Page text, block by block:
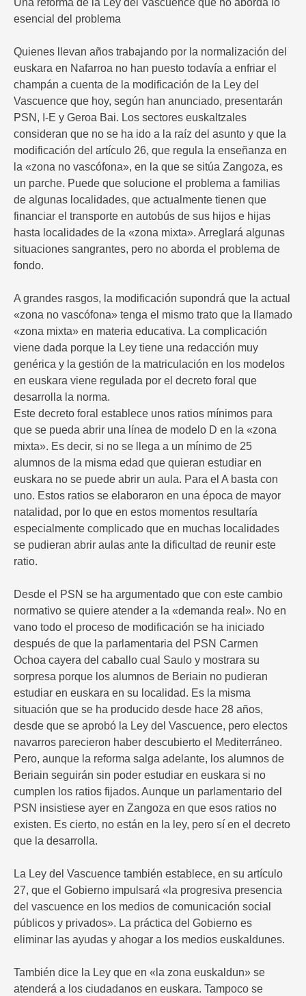
Una reforma de la Ley del Vascuence que no aborda lo
esencial del problema
Quienes llevan años trabajando por la normalización del
euskara en Nafarroa no han puesto todavía a enfriar el
champán a cuenta de la modificación de la Ley del
Vascuence que hoy, según han anunciado, presentarán
PSN, I-E y Geroa Bai. Los sectores euskaltzales
consideran que no se ha ido a la raíz del asunto y que la
modificación del artículo 26, que regula la enseñanza en
la «zona no vascófona», en la que se sitúa Zangoza, es
un parche. Puede que solucione el problema a familias
de algunas localidades, que actualmente tienen que
financiar el transporte en autobús de sus hijos e hijas
hasta localidades de la «zona mixta». Arreglará algunas
situaciones sangrantes, pero no aborda el problema de
fondo.
A grandes rasgos, la modificación supondrá que la actual
«zona no vascófona» tenga el mismo trato que la llamado
«zona mixta» en materia educativa. La complicación
viene dada porque la Ley tiene una redacción muy
genérica y la gestión de la matriculación en los modelos
en euskara viene regulada por el decreto foral que
desarrolla la norma.
Este decreto foral establece unos ratios mínimos para
que se pueda abrir una línea de modelo D en la «zona
mixta». Es decir, si no se llega a un mínimo de 25
alumnos de la misma edad que quieran estudiar en
euskara no se puede abrir un aula. Para el A basta con
uno. Estos ratios se elaboraron en una época de mayor
natalidad, por lo que en estos momentos resultaría
especialmente complicado que en muchas localidades
se pudieran abrir aulas ante la dificultad de reunir este
ratio.
Desde el PSN se ha argumentado que con este cambio
normativo se quiere atender a la «demanda real». No en
vano todo el proceso de modificación se ha iniciado
después de que la parlamentaria del PSN Carmen
Ochoa cayera del caballo cual Saulo y mostrara su
sorpresa porque los alumnos de Beriain no pudieran
estudiar en euskara en su localidad. Es la misma
situación que se ha producido desde hace 28 años,
desde que se aprobó la Ley del Vascuence, pero electos
navarros parecieron haber descubierto el Mediterráneo.
Pero, aunque la reforma salga adelante, los alumnos de
Beriain seguirán sin poder estudiar en euskara si no
cumplen los ratios fijados. Aunque un parlamentario del
PSN insistiese ayer en Zangoza en que esos ratios no
existen. Es cierto, no están en la ley, pero sí en el decreto
que la desarrolla.
La Ley del Vascuence también establece, en su artículo
27, que el Gobierno impulsará «la progresiva presencia
del vascuence en los medios de comunicación social
públicos y privados». La práctica del Gobierno es
eliminar las ayudas y ahogar a los medios euskaldunes.
También dice la Ley que en «la zona euskaldun» se
atenderá a los ciudadanos en euskara. Tampoco se